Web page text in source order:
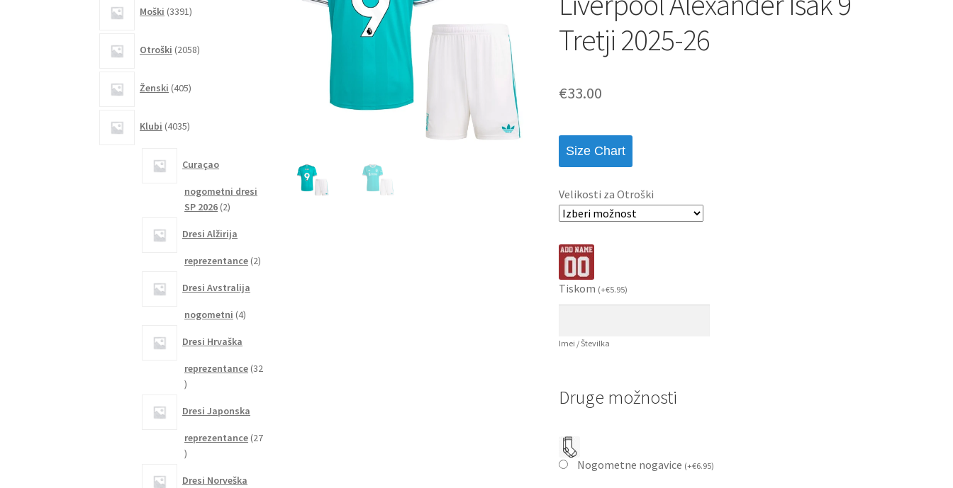
Tretji 2025-26
€33.00
Size Chart
Velikosti za Otroški
Tiskom (+€5.95)
Imei / Številka
Druge možnosti
Nogometne nogavice (+€6.95)
Moški 3391izdelkov
Otroški 2058izdelkov
Ženski 405izdelkov
Klubi 4035izdelkov
Curaçao
nogometni dresi
SP 2026 22
Dresi Alžirija
reprezentance 22
Dresi Avstralija
nogometni 44
Dresi Hrvaška
reprezentance 32
32
Dresi Japonska
reprezentance 27
27
Dresi Norveška